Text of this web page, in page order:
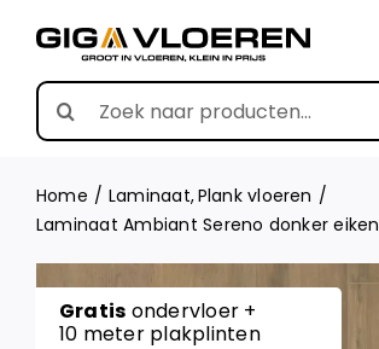
content
Search
for:
Home Laminaat Plank vloeren
Laminaat Ambiant Sereno donker eiken
Gratis ondervloer +
10 meter plakplinten